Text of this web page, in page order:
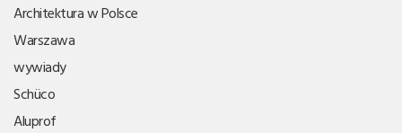
Architektura w Polsce
Warszawa
wywiady
Schüco
Aluprof